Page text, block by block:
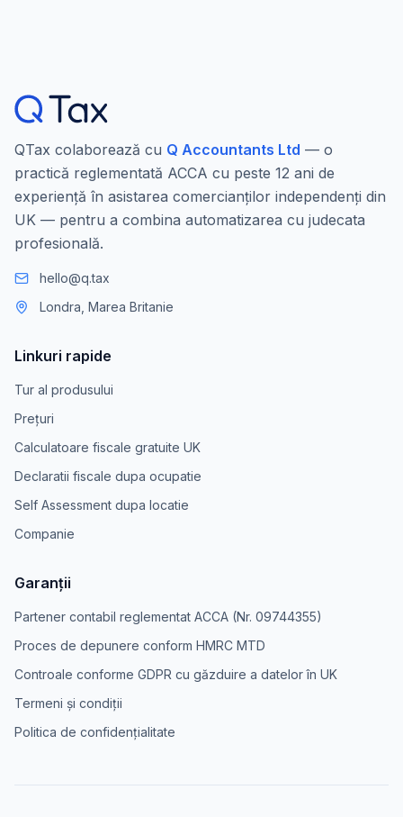
QTax colaborează cu Q Accountants Ltd — o
practică reglementată ACCA cu peste 12 ani de
experiență în asistarea comercianților independenți din
UK — pentru a combina automatizarea cu judecata
profesională.
hello@q.tax
Londra, Marea Britanie
Linkuri rapide
Tur al produsului
Prețuri
Calculatoare fiscale gratuite UK
Declaratii fiscale dupa ocupatie
Self Assessment dupa locatie
Companie
Garanții
Partener contabil reglementat ACCA (Nr. 09744355)
Proces de depunere conform HMRC MTD
Controale conforme GDPR cu găzduire a datelor în UK
Termeni și condiții
Politica de confidențialitate